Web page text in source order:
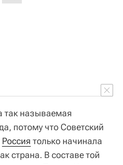
так называемая
потому что Советский
Россия только начинала
страна. В составе той